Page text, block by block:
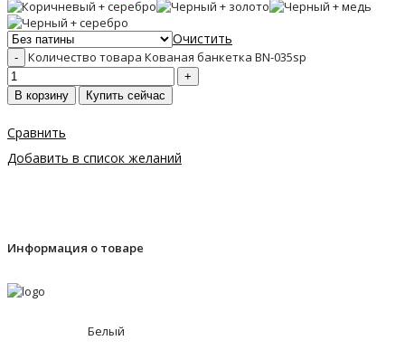
Очистить
Количество товара Кованая банкетка BN-035sp
В корзину Купить сейчас
Сравнить
Добавить в список желаний
Информация о товаре
Белый